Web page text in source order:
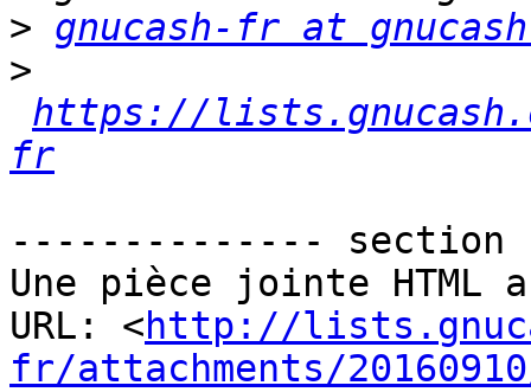
> gnucash-fr at
>
https://
fr
-------------- section
Une pièce jointe
URL: <http://
fr/attachments/